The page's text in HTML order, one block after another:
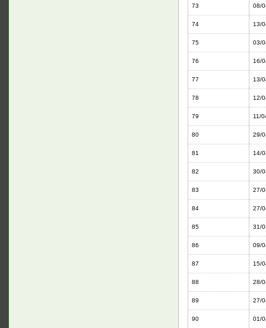
73 08/
74 13/
75 03/
76 16/
77 13/
78 12/
79 11/
80 29/
81 14/
82 30/
83 27/
84 27/
85 31/
86 09/
87 15/
88 28/
89 27/
90 01/